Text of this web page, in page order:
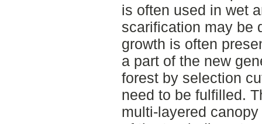
is often used in wet
scarification may be
growth is often
a part of the new
forest by selection
need to be fulfilled.
multi-layered